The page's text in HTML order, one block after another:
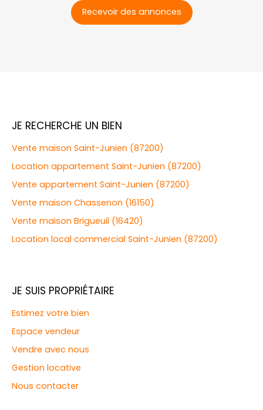
Recevoir des annonces
JE RECHERCHE UN BIEN
Vente maison Saint-Junien (87200)
Location appartement Saint-Junien (87200)
Vente appartement Saint-Junien (87200)
Vente maison Chassenon (16150)
Vente maison Brigueuil (16420)
Location local commercial Saint-Junien (87200)
JE SUIS PROPRIÉTAIRE
Estimez votre bien
Espace vendeur
Vendre avec nous
Gestion locative
Nous contacter